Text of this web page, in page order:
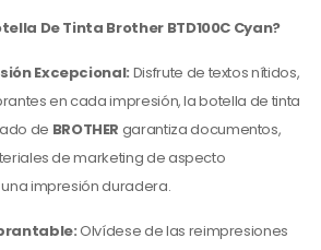
De Tinta Brother BTD100C Cyan?
Excepcional: Disfrute de textos nítidos,
en cada impresión, la botella de tinta
de BROTHER garantiza documentos,
de marketing de aspecto
impresión duradera.
Olvídese de las reimpresiones